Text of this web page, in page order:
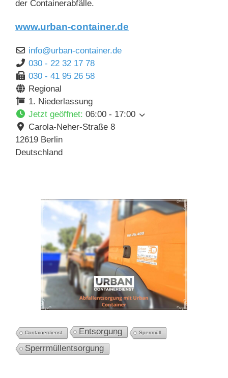
der Containerabfälle.
www.urban-container.de
info@urban-container.de
030 - 22 32 17 78
030 - 41 95 26 58
Regional
1. Niederlassung
Jetzt geöffnet:06:00 - 17:00
Carola-Neher-Straße 8
12619 Berlin
Deutschland
Containerdienst Entsorgung Sperrmüll
Sperrmüllentsorgung